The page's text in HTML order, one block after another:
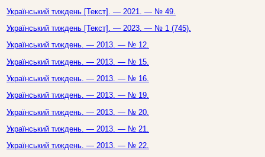
Український тиждень [Текст]. — 2021. — № 49.
Український тиждень [Текст]. — 2023. — № 1 (745).
Український тиждень. — 2013. — № 12.
Український тиждень. — 2013. — № 15.
Український тиждень. — 2013. — № 16.
Український тиждень. — 2013. — № 19.
Український тиждень. — 2013. — № 20.
Український тиждень. — 2013. — № 21.
Український тиждень. — 2013. — № 22.